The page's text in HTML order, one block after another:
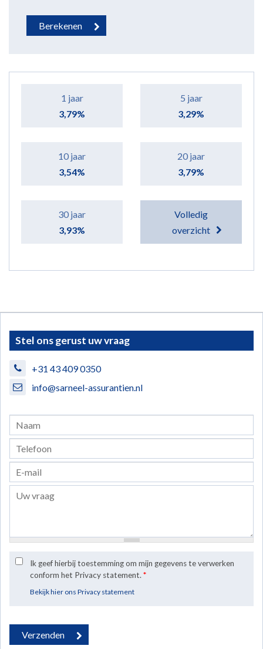
1 jaar
3,79%
5 jaar
3,29%
10 jaar
3,54%
20 jaar
3,79%
30 jaar
3,93%
Volledig
overzicht
Stel ons gerust uw vraag
+31 43 409 0350
info@sarneel-assurantien.nl
Ik geef hierbij toestemming om mijn gegevens te verwerken
conform het Privacy statement. *
Bekijk hier ons Privacy statement